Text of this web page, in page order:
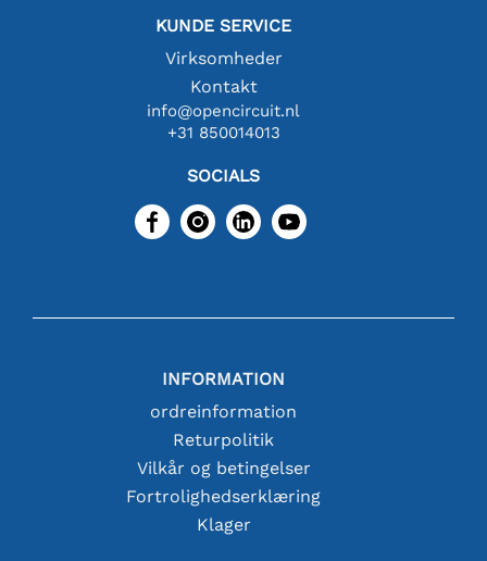
KUNDE SERVICE
Virksomheder
Kontakt
info@opencircuit.nl
+31 850014013
SOCIALS
INFORMATION
ordreinformation
Returpolitik
Vilkår og betingelser
Fortrolighedserklæring
Klager